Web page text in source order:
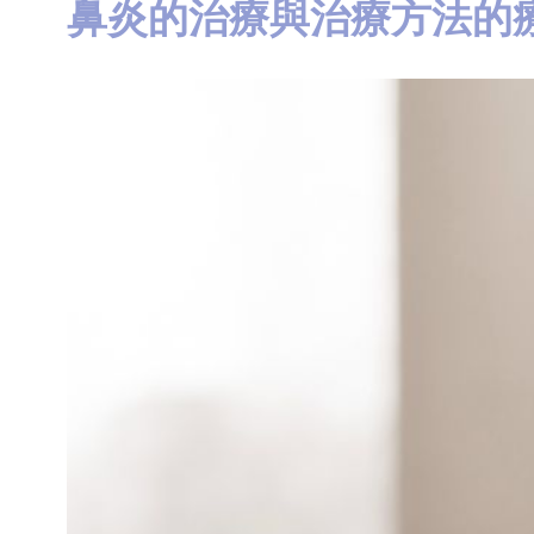
鼻炎的治療與治療方法的